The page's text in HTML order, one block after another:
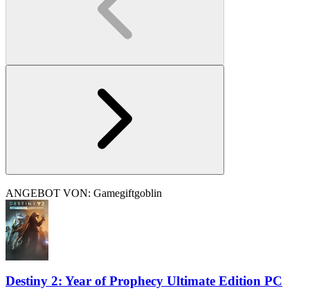
ANGEBOT VON: Gamegiftgoblin
Destiny 2: Year of Prophecy Ultimate Edition PC